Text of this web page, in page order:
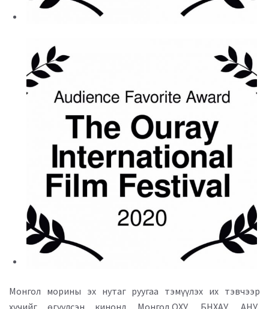
Монгол морины эх нутаг руугаа тэмүүлэх их тэвчээр